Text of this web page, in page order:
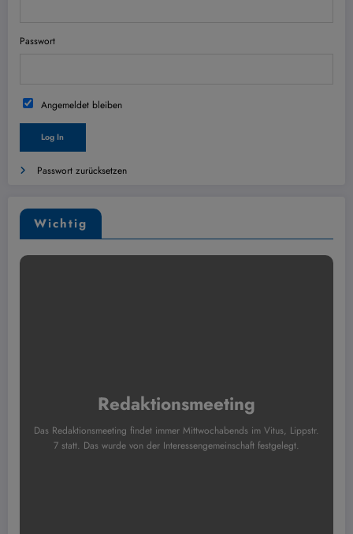
Passwort
Angemeldet bleiben
Passwort zurücksetzen
Wichtig
Redaktionsmeeting
Das Redaktionsmeeting findet immer Mittwochabends im Vitus, Lippstr.
7 statt. Das wurde von der Interessengemeinschaft festgelegt.